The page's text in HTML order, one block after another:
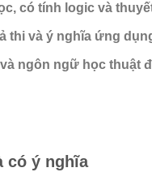
có tính logic và
thi và ý nghĩa ứng
ngôn ngữ học thuật
có ý nghĩa